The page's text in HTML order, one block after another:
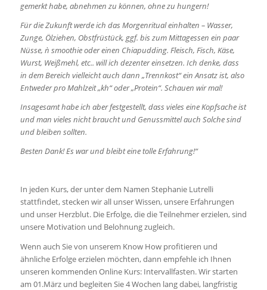
gemerkt habe, abnehmen zu können, ohne zu hungern!
Für die Zukunft werde ich das Morgenritual einhalten – Wasser,
Zunge, Ölziehen, Obstfrüstück, ggf. bis zum Mittagessen ein paar
Nüsse, ǹ smoothie oder einen Chiapudding. Fleisch, Fisch, Käse,
Wurst, Weißmehl, etc.. will ich dezenter einsetzen. Ich denke, dass
in dem Bereich vielleicht auch dann „Trennkost“ ein Ansatz ist, also
Entweder pro Mahlzeit „kh“ oder „Protein“. Schauen wir mal!
Insagesamt habe ich aber festgestellt, dass vieles eine Kopfsache ist
und man vieles nicht braucht und Genussmittel auch Solche sind
und bleiben sollten.
Besten Dank! Es war und bleibt eine tolle Erfahrung!“
In jeden Kurs, der unter dem Namen Stephanie Lutrelli
stattfindet, stecken wir all unser Wissen, unsere Erfahrungen
und unser Herzblut. Die Erfolge, die die Teilnehmer erzielen, sind
unsere Motivation und Belohnung zugleich.
Wenn auch Sie von unserem Know How profitieren und
ähnliche Erfolge erzielen möchten, dann empfehle ich Ihnen
unseren kommenden Online Kurs: Intervallfasten. Wir starten
am 01.März und begleiten Sie 4 Wochen lang dabei, langfristig